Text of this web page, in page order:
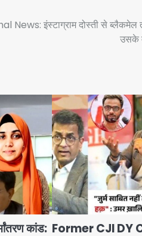
News: इंस्टाग्राम दोस्ती से ब्लैकमेल
उसके
कांड: Former CJI DY